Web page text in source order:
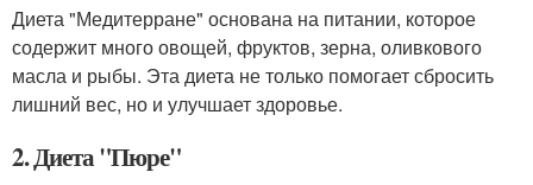
Диета "Медитерране" основана на питании, которое
содержит много овощей, фруктов, зерна, оливкового
масла и рыбы. Эта диета не только помогает сбросить
лишний вес, но и улучшает здоровье.
2. Диета "Пюре"